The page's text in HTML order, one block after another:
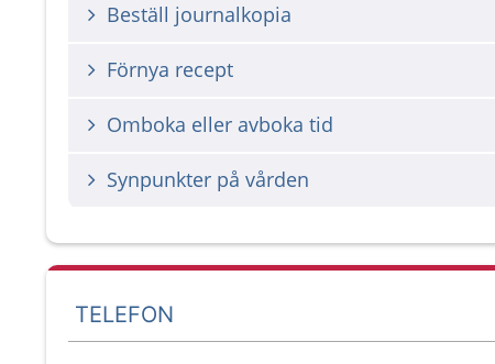
Beställ journalkopia
Förnya recept
Omboka eller avboka tid
Synpunkter på vården
TELEFON